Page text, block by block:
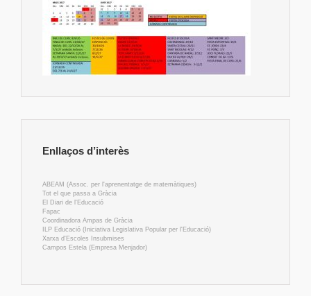
Enllaços d’interès
ABEAM (Assoc. per l'aprenentatge de matemàtiques)
Tot el que passa a Gràcia
El Diari de l'Educació
Fapac
Coordinadora Ampas de Gràcia
ILP Educació (Iniciativa Legislativa Popular per l'Educació)
Xarxa d'Escoles Insubmises
Campos Estela (Empresa Menjador)